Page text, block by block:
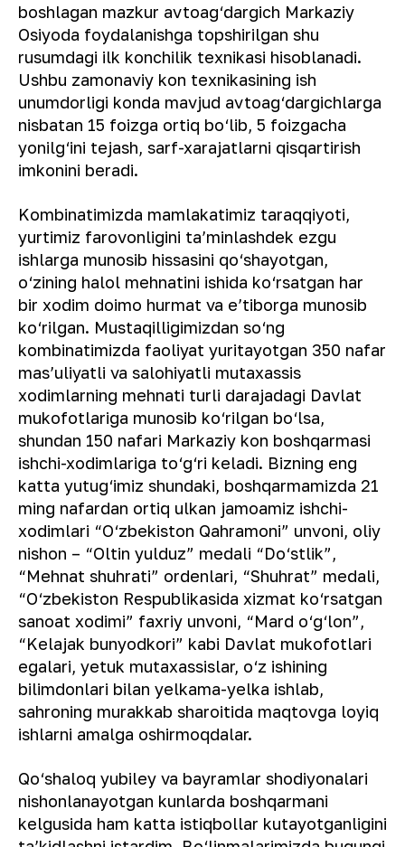
boshlagan mazkur avtoag‘dargich Markaziy
Osiyoda foydalanishga topshirilgan shu
rusumdagi ilk konchilik texnikasi hisoblanadi.
Ushbu zamonaviy kon texnikasining ish
unumdorligi konda mavjud avtoag‘dargichlarga
nisbatan 15 foizga ortiq bo‘lib, 5 foizgacha
yonilg‘ini tejash, sarf-xarajatlarni qisqartirish
imkonini beradi.
Kombinatimizda mamlakatimiz taraqqiyoti,
yurtimiz farovonligini ta’minlashdek ezgu
ishlarga munosib hissasini qo‘shayotgan,
o‘zining halol mehnatini ishida ko‘rsatgan har
bir xodim doimo hurmat va e’tiborga munosib
ko‘rilgan. Mustaqilligimizdan so‘ng
kombinatimizda faoliyat yuritayotgan 350 nafar
mas’uliyatli va salohiyatli mutaxassis
xodimlarning mehnati turli darajadagi Davlat
mukofotlariga munosib ko‘rilgan bo‘lsa,
shundan 150 nafari Markaziy kon boshqarmasi
ishchi-xodimlariga to‘g‘ri keladi. Bizning eng
katta yutug‘imiz shundaki, boshqarmamizda 21
ming nafardan ortiq ulkan jamoamiz ishchi-
xodimlari “O‘zbekiston Qahramoni” unvoni, oliy
nishon – “Oltin yulduz” medali “Do‘stlik”,
“Mehnat shuhrati” ordenlari, “Shuhrat” medali,
“O‘zbekiston Respublikasida xizmat ko‘rsatgan
sanoat xodimi” faxriy unvoni, “Mard o‘g‘lon”,
“Kelajak bunyodkori” kabi Davlat mukofotlari
egalari, yetuk mutaxassislar, o‘z ishining
bilimdonlari bilan yelkama-yelka ishlab,
sahroning murakkab sharoitida maqtovga loyiq
ishlarni amalga oshirmoqdalar.
Qo‘shaloq yubiley va bayramlar shodiyonalari
nishonlanayotgan kunlarda boshqarmani
kelgusida ham katta istiqbollar kutayotganligini